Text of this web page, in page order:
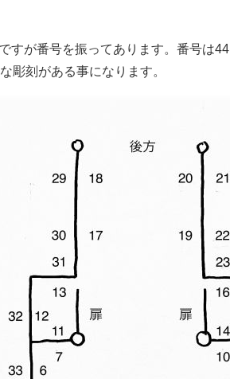
すが番号を振ってあります。番号は
彫刻がある事になります。